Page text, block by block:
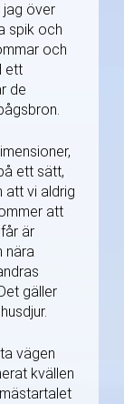
jag över
spik och
och
ett
de
ett sätt,
att vi aldrig
att
är
nära
gäller
vägen
kvällen